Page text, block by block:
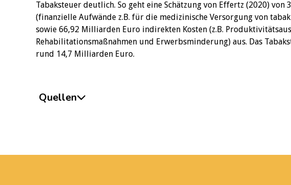
Tabaksteuer deutlich. So geht eine Schätzung von Effertz (2020)
(finanzielle Aufwände z.B. für die medizinische Versorgung von
sowie 66,92 Milliarden Euro indirekten Kosten (z.B.
Rehabilitationsmaßnahmen und Erwerbsminderung) aus. Das
rund 14,7 Milliarden Euro.
Quellen